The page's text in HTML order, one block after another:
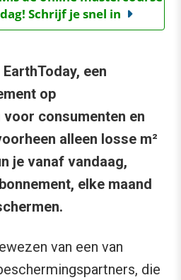
Schrijf je snel in
een
op
consumenten en
alleen losse m²
je vanaf vandaag,
elke maand
van een van
die